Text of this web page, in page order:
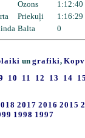
Ozons
1:12:40
Priekuļi
1:16:29
Balta 0
un grafiki,
10 11 12 13 14
2017 2016 2015
1998 1997